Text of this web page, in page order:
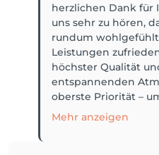
herzlichen Dank für
uns sehr zu hören,
rundum
Leistungen
höchster Qualität
entspannenden
oberste Priorität –
Mehr anzeigen